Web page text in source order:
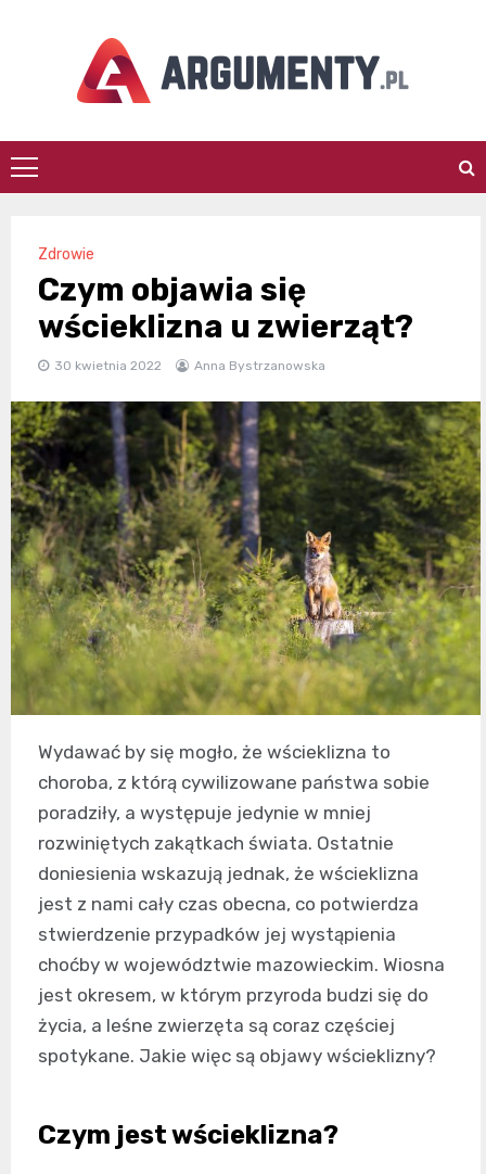
argumenty.pl
Zdrowie
Czym objawia się
wścieklizna u zwierząt?
30 kwietnia 2022 Anna Bystrzanowska
Wydawać by się mogło, że wścieklizna to
choroba, z którą cywilizowane państwa sobie
poradziły, a występuje jedynie w mniej
rozwiniętych zakątkach świata. Ostatnie
doniesienia wskazują jednak, że wścieklizna
jest z nami cały czas obecna, co potwierdza
stwierdzenie przypadków jej wystąpienia
choćby w województwie mazowieckim. Wiosna
jest okresem, w którym przyroda budzi się do
życia, a leśne zwierzęta są coraz częściej
spotykane. Jakie więc są objawy wścieklizny?
Czym jest wścieklizna?